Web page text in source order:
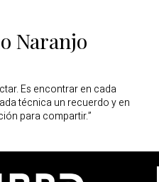
Naranjo
Es encontrar en cada
técnica un recuerdo y en
para compartir.”